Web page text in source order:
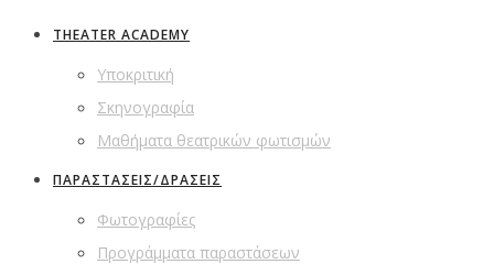
THEATER ACADEMY
Υποκριτική
Σκηνογραφία
Μαθήματα θεατρικών φωτισμών
ΠΑΡΑΣΤΑΣΕΙΣ/ΔΡΑΣΕΙΣ
Φωτογραφίες
Προγράμματα παραστάσεων